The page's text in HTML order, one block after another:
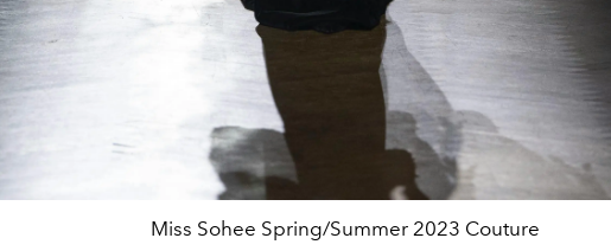
Miss Sohee Spring/Summer 2023 Couture